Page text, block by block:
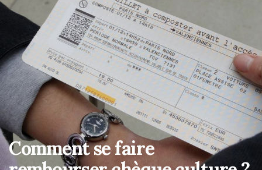
Comment se faire